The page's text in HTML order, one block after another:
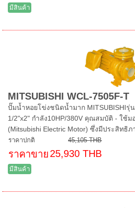
มีสินค้า
MITSUBISHI WCL-7505F-T
ปั๊มน้ำหอยโข่งชนิดน้ำมาก MITSUBISHIรุ่
1/2"x2" กำลัง10HP/380V คุณสมบัติ - ใช้
(Mitsubishi Electric Motor) ซึ่งมีประสิทธิภ
ราคาปกติ 45,105 THB
ราคาขาย 25,930 THB
มีสินค้า